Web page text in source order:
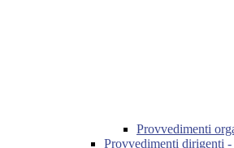
Provvedimenti
Provvedimenti dirigenti